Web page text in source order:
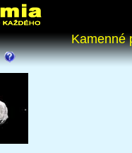
Kamenné